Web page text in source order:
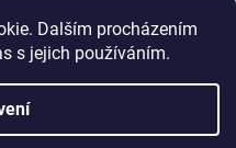
Dalším procházením
s jejich používáním.